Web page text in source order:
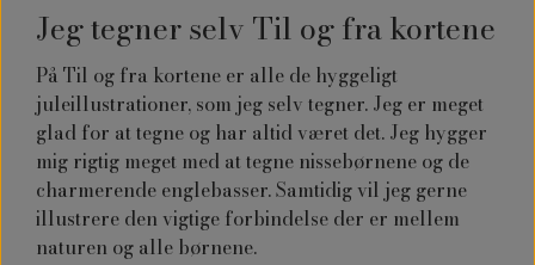
Jeg tegner selv Til og fra kortene
På Til og fra kortene er alle de hyggeligt
juleillustrationer, som jeg selv tegner. Jeg er meget
glad for at tegne og har altid været det. Jeg hygger
mig rigtig meget med at tegne nissebørnene og de
charmerende englebasser. Samtidig vil jeg gerne
illustrere den vigtige forbindelse der er mellem
naturen og alle børnene.